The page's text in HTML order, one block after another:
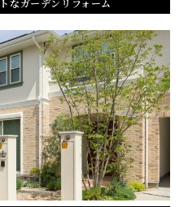
なガーデンリフォーム